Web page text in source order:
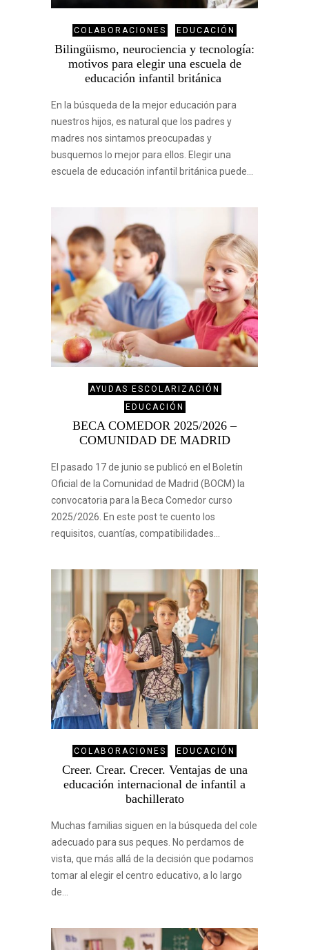
COLABORACIONES EDUCACIÓN
Bilingüismo, neurociencia y tecnología:
motivos para elegir una escuela de
educación infantil británica
En la búsqueda de la mejor educación para
nuestros hijos, es natural que los padres y
madres nos sintamos preocupadas y
busquemos lo mejor para ellos. Elegir una
escuela de educación infantil británica puede…
AYUDAS ESCOLARIZACIÓN
EDUCACIÓN
BECA COMEDOR 2025/2026 –
COMUNIDAD DE MADRID
El pasado 17 de junio se publicó en el Boletín
Oficial de la Comunidad de Madrid (BOCM) la
convocatoria para la Beca Comedor curso
2025/2026. En este post te cuento los
requisitos, cuantías, compatibilidades…
COLABORACIONES EDUCACIÓN
Creer. Crear. Crecer. Ventajas de una
educación internacional de infantil a
bachillerato
Muchas familias siguen en la búsqueda del cole
adecuado para sus peques. No perdamos de
vista, que más allá de la decisión que podamos
tomar al elegir el centro educativo, a lo largo
de…